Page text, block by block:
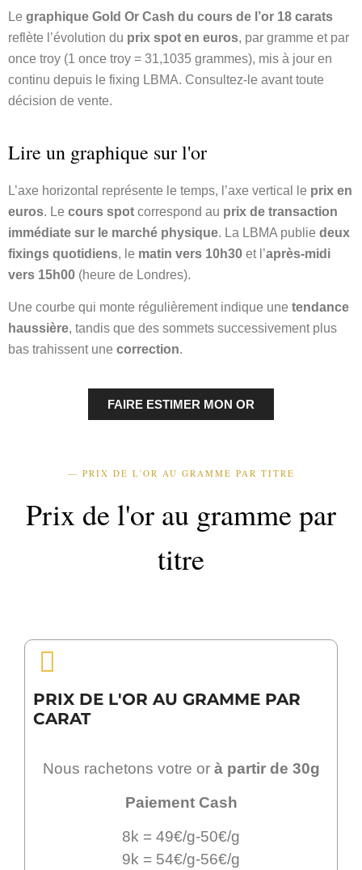
Le graphique Gold Or Cash du cours de l’or 18 carats
reflète l’évolution du prix spot en euros, par gramme et par
once troy (1 once troy = 31,1035 grammes), mis à jour en
continu depuis le fixing LBMA. Consultez-le avant toute
décision de vente.
Lire un graphique sur l'or
L’axe horizontal représente le temps, l’axe vertical le prix en
euros. Le cours spot correspond au prix de transaction
immédiate sur le marché physique. La LBMA publie deux
fixings quotidiens, le matin vers 10h30 et l’après-midi
vers 15h00 (heure de Londres).
Une courbe qui monte régulièrement indique une tendance
haussière, tandis que des sommets successivement plus
bas trahissent une correction.
FAIRE ESTIMER MON OR
— PRIX DE L'OR AU GRAMME PAR TITRE
Prix de l'or au gramme par
titre
PRIX DE L'OR AU GRAMME PAR
CARAT
Nous rachetons votre or à partir de 30g
Paiement Cash
8k = 49€/g-50€/g
9k = 54€/g-56€/g